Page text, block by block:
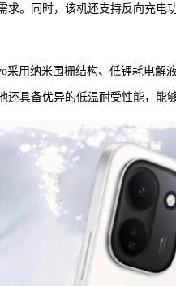
求。同时，该机还支持反向充
采用纳米围栅结构、低锂耗电解
还具备优异的低温耐受性能，能